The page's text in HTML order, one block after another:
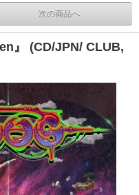
次の商品へ
』 (CD/JPN/ CLUB,